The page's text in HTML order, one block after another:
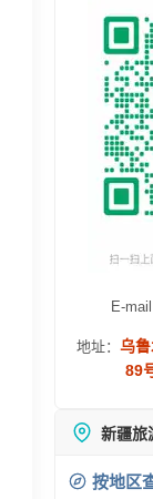
E-mail
地址： 乌
89
新疆旅
按地区